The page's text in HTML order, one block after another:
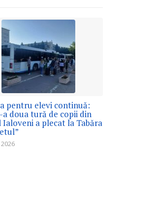
pentru elevi continuă:
a doua tură de copii din
a plecat la Tabăra